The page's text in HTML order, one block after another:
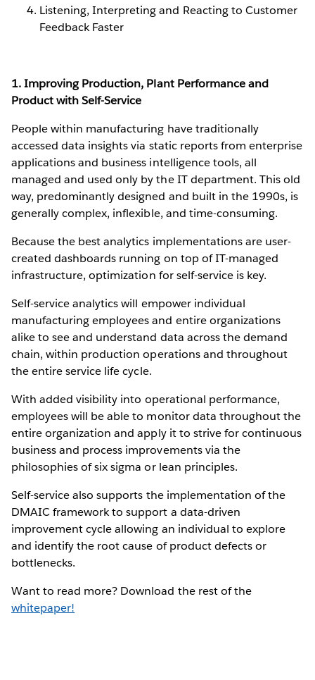
Listening, Interpreting and Reacting to Customer
Feedback Faster
1. Improving Production, Plant Performance and
Product with Self-Service
People within manufacturing have traditionally
accessed data insights via static reports from enterprise
applications and business intelligence tools, all
managed and used only by the IT department. This old
way, predominantly designed and built in the 1990s, is
generally complex, inflexible, and time-consuming.
Because the best analytics implementations are user-
created dashboards running on top of IT-managed
infrastructure, optimization for self-service is key.
Self-service analytics will empower individual
manufacturing employees and entire organizations
alike to see and understand data across the demand
chain, within production operations and throughout
the entire service life cycle.
With added visibility into operational performance,
employees will be able to monitor data throughout the
entire organization and apply it to strive for continuous
business and process improvements via the
philosophies of six sigma or lean principles.
Self-service also supports the implementation of the
DMAIC framework to support a data-driven
improvement cycle allowing an individual to explore
and identify the root cause of product defects or
bottlenecks.
Want to read more? Download the rest of the
whitepaper!